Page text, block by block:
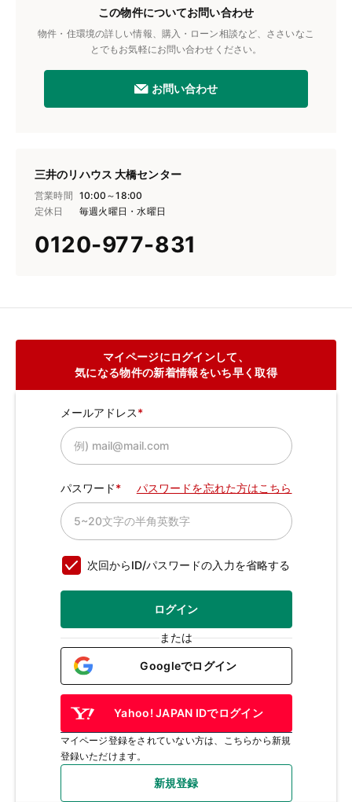
この物件についてお問い合わせ
物件・住環境の詳しい情報、購入・ローン相談など、ささいなこ
とでもお気軽にお問い合わせください。
お問い合わせ
三井のリハウス 大橋センター
営業時間 10:00～18:00
定休日
毎週火曜日・水曜日
0120-977-831
マイページにログインして、
気になる物件の新着情報をいち早く取得
メールアドレス
パスワード パスワードを忘れた方はこちら
次回からID/パスワードの入力を省略する
ログイン
または
Googleでログイン
Yahoo! JAPAN IDでログイン
マイページ登録をされていない方は、こちらから新規
登録いただけます。
新規登録